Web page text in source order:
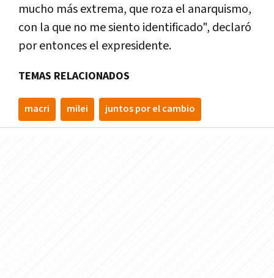
mucho más extrema, que roza el anarquismo,
con la que no me siento identificado", declaró
por entonces el expresidente.
TEMAS RELACIONADOS
macri milei juntos por el cambio